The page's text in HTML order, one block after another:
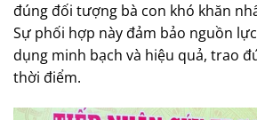
đúng đối tượng bà con khó khăn
Sự phối hợp này đảm bảo nguồn
dụng minh bạch và hiệu quả, trao
thời điểm.